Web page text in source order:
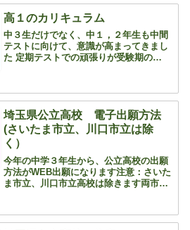
高１のカリキュラム
中３生だけでなく、中１，２年生も中間
テストに向けて、意識が高まってきまし
た 定期テストでの頑張りが受験期の宝物
は高校受験の６倍の学習量！と言われて
います これから...
埼玉県公立高校 電子出願方法
(さいたま市立、川口市立は除
く）
今年の中学３年生から、公立高校の出願
方法がWEB出願になります注意：さいた
ま市立、川口市立高校は除きます両市は
流れはこちらです川口市立の出願の流れ